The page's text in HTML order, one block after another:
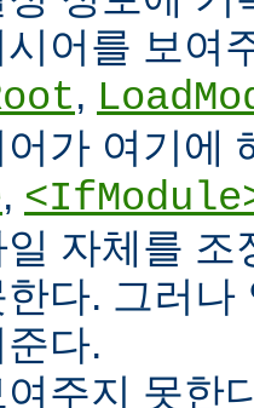
어를 보여
,
가 여기에
,
자체를
다. 그러
다.
주지 못한